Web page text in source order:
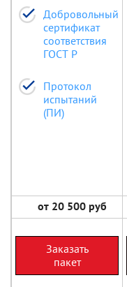
Добровольный
сертификат
соответствия
ГОСТ Р
Протокол
испытаний
(ПИ)
от 20 500 руб
Заказать
пакет